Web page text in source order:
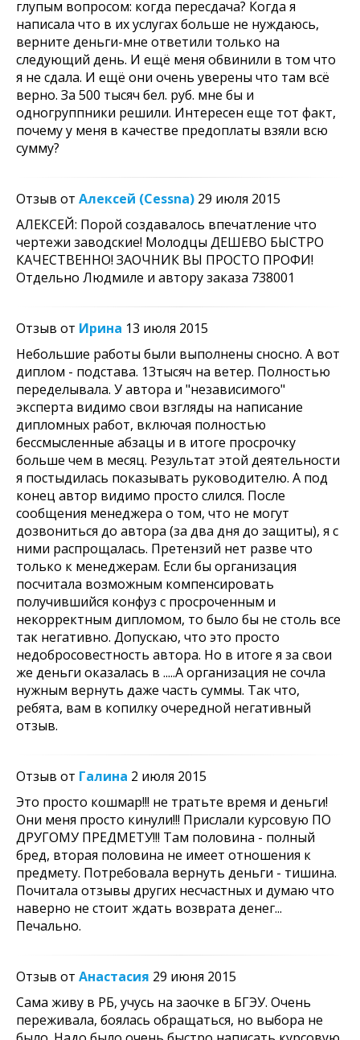
глупым вопросом: когда пересдача? Когда я
написала что в их услугах больше не нуждаюсь,
верните деньги-мне ответили только на
следующий день. И ещё меня обвинили в том что
я не сдала. И ещё они очень уверены что там всё
верно. За 500 тысяч бел. руб. мне бы и
одногруппники решили. Интересен еще тот факт,
почему у меня в качестве предоплаты взяли всю
сумму?
Отзыв от Алексей (Cessna) 29 июля 2015
АЛЕКСЕЙ: Порой создавалось впечатление что
чертежи заводские! Молодцы ДЕШЕВО БЫСТРО
КАЧЕСТВЕННО! ЗАОЧНИК ВЫ ПРОСТО ПРОФИ!
Отдельно Людмиле и автору заказа 738001
Отзыв от Ирина 13 июля 2015
Небольшие работы были выполнены сносно. А вот
диплом - подстава. 13тысяч на ветер. Полностью
переделывала. У автора и "независимого"
эксперта видимо свои взгляды на написание
дипломных работ, включая полностью
бессмысленные абзацы и в итоге просрочку
больше чем в месяц. Результат этой деятельности
я постыдилась показывать руководителю. А под
конец автор видимо просто слился. После
сообщения менеджера о том, что не могут
дозвониться до автора (за два дня до защиты), я с
ними распрощалась. Претензий нет разве что
только к менеджерам. Если бы организация
посчитала возможным компенсировать
получившийся конфуз с просроченным и
некорректным дипломом, то было бы не столь все
так негативно. Допускаю, что это просто
недобросовестность автора. Но в итоге я за свои
же деньги оказалась в .....А организация не сочла
нужным вернуть даже часть суммы. Так что,
ребята, вам в копилку очередной негативный
отзыв.
Отзыв от Галина 2 июля 2015
Это просто кошмар!!! не тратьте время и деньги!
Они меня просто кинули!!! Прислали курсовую ПО
ДРУГОМУ ПРЕДМЕТУ!!! Там половина - полный
бред, вторая половина не имеет отношения к
предмету. Потребовала вернуть деньги - тишина.
Почитала отзывы других несчастных и думаю что
наверно не стоит ждать возврата денег...
Печально.
Отзыв от Анастасия 29 июня 2015
Сама живу в РБ, учусь на заочке в БГЭУ. Очень
переживала, боялась обращаться, но выбора не